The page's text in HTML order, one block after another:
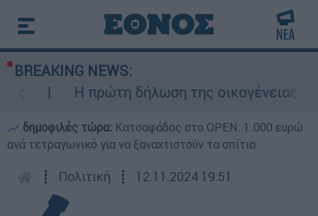
BREAKING NEWS:
Η πρώτη δήλωση της οικογένειας της
δημοφιλές τώρα: Κατσαφάδος στο OPEN: 1.000 ευρώ
ανά τετραγωνικό για να ξαναχτιστούν τα σπίτια
┋ Πολιτική ┋ 12.11.2024 19:51